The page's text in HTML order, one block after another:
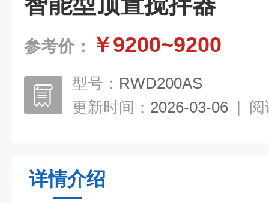
参考价： ￥9200~9200
型号： RWD200AS
更新时间： 2026-03-06 | 阅
详情介绍